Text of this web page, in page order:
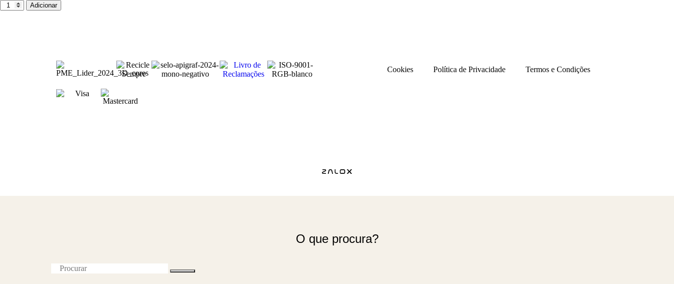
Adicionar
Cookies Política de Privacidade Termos e Condições
O que procura?